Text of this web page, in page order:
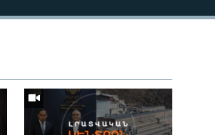
360p
720p